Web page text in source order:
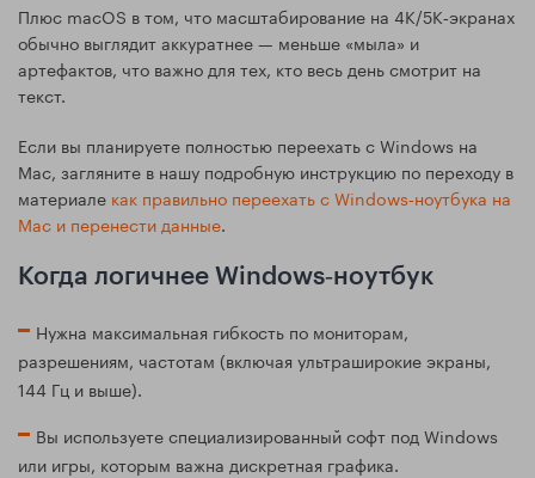
Плюс macOS в том, что масштабирование на 4K/5K‑экранах
обычно выглядит аккуратнее — меньше «мыла» и
артефактов, что важно для тех, кто весь день смотрит на
текст.
Если вы планируете полностью переехать с Windows на
Mac, загляните в нашу подробную инструкцию по переходу в
материале как правильно переехать с Windows‑ноутбука на
Mac и перенести данные.
Когда логичнее Windows‑ноутбук
Нужна максимальная гибкость по мониторам,
разрешениям, частотам (включая ультраширокие экраны,
144 Гц и выше).
Вы используете специализированный софт под Windows
или игры, которым важна дискретная графика.